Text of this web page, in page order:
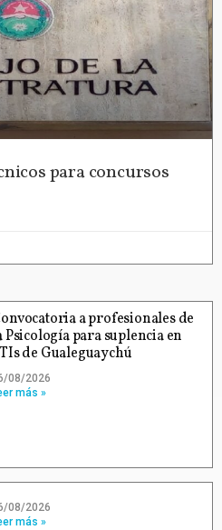
para concursos
a profesionales de
Psicología para suplencia en
de Gualeguaychú
08/2026
más »
08/2026
más »